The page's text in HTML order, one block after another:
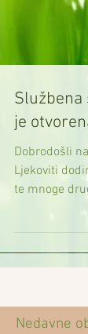
je
Dobrodošli
Ljekoviti
te mnoge
Nedavne